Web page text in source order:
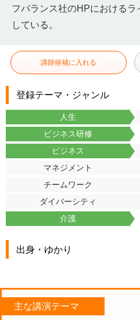
フバランス社のHPにおける
している。
講師候補に入れる
登録テーマ・ジャンル
人生
ビジネス研修
ビジネス
マネジメント
チームワーク
ダイバーシティ
介護
出身・ゆかり
主な講演テーマ